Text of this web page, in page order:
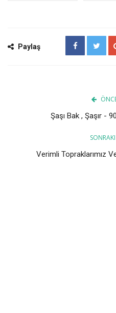
Paylaş
Şaşı Bak , Şaşır -
Verimli Topraklarımız